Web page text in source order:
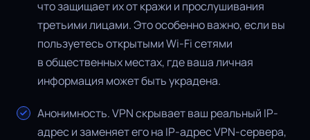
что защищает их от кражи и прослушивания
третьими лицами. Это особенно важно, если вы
пользуетесь открытыми Wi-Fi сетями
в общественных местах, где ваша личная
информация может быть украдена.
Анонимность. VPN скрывает ваш реальный IP-
адрес и заменяет его на IP-адрес VPN-сервера,